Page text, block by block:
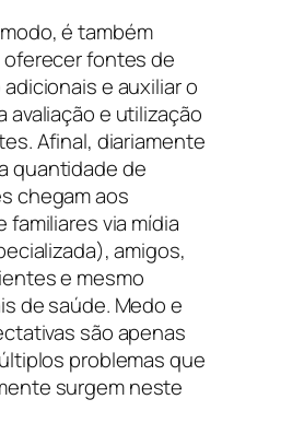
é também
fontes de
e auxiliar o
avaliação e utilização
Afinal, diariamente
quantidade de
chegam aos
familiares via mídia
amigos,
e mesmo
de saúde. Medo e
são apenas
problemas que
surgem neste